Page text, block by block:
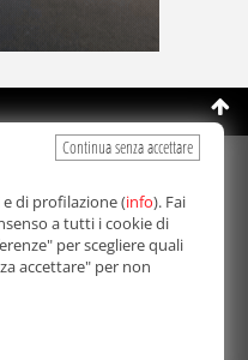
2026
i contenuti, in qualunque
è proibita.
Autorizzazione del
del 21/10/2003
Continua senza accettare
di profilazione (info). Fai
a tutti i cookie di
per scegliere quali
accettare" per non